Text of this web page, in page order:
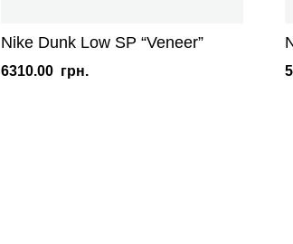
Nike Dunk Low SP “Veneer”
6310.00 грн.